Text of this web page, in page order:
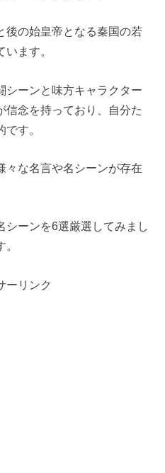
後の始皇帝となる秦国の若
ます。
シーンと味方キャラクター
信念を持っており、自分た
す。
々な名言や名シーンが存在
シーンを6選厳選してみまし
ーリンク